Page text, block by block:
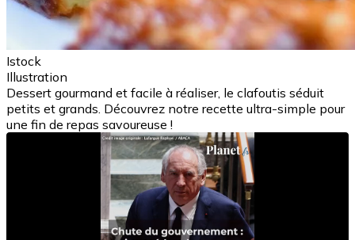
Istock
Illustration
Dessert gourmand et facile à réaliser, le clafoutis séduit
petits et grands. Découvrez notre recette ultra-simple pour
une fin de repas savoureuse !